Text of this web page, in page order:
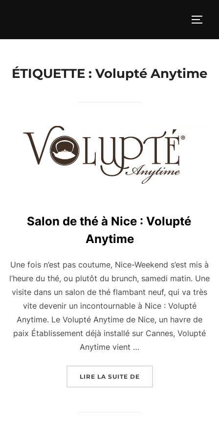
ÉTIQUETTE : Volupté Anytime
Salon de thé à Nice : Volupté
Anytime
Une fois n’est pas coutume, Nice-Weekend s’est mis à
l’heure du thé, ou plutôt du brunch, samedi matin. Une
visite dans un salon de thé flambant neuf, qui va très
vite devenir un incontournable à Nice : Volupté
Anytime. Le Volupté Anytime de Nice, un havre de
paix Établissement déjà installé sur Cannes, Volupté
Anytime vient …
LIRE LA SUITE DE« SALON DE THÉ À